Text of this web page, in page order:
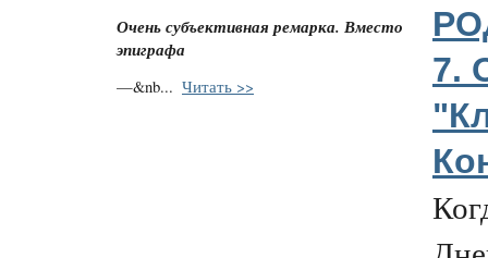
Очень субъективная ремарка. Вместо
эпиграфа
—&nb... Читать >>
7.